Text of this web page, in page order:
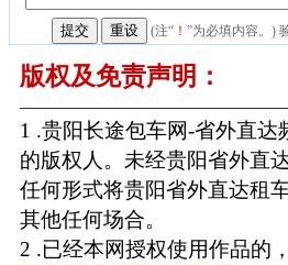
(注“ ！ ”为必填内容。)
版权及免责声明：
1 .贵阳长途包车网-省外直
的版权人。未经贵阳省外直
任何形式将贵阳省外直达租
其他任何场合。
2 .已经本网授权使用作品的